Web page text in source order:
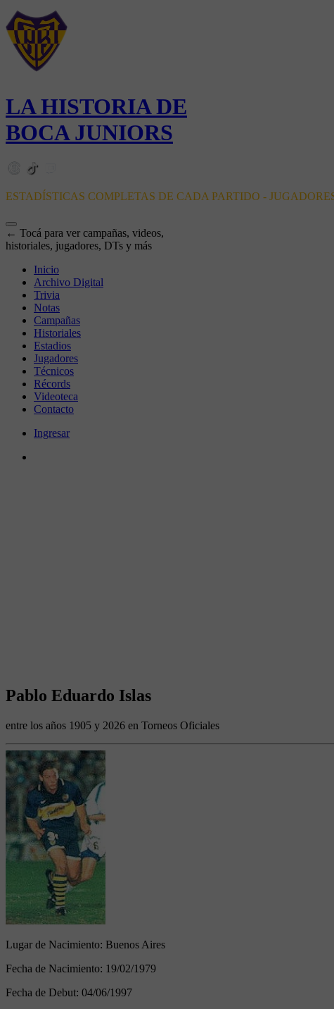
LA HISTORIA DE
BOCA JUNIORS
ESTADÍSTICAS COMPLETAS DE CADA PARTIDO -
← Tocá para ver campañas, videos,
historiales, jugadores, DTs y más
Inicio
Archivo Digital
Trivia
Notas
Campañas
Historiales
Estadios
Jugadores
Técnicos
Récords
Videoteca
Contacto
Ingresar
Pablo Eduardo Islas
entre los años 1905 y 2026 en Torneos Oficiales
Lugar de Nacimiento: Buenos Aires
Fecha de Nacimiento: 19/02/1979
Fecha de Debut: 04/06/1997